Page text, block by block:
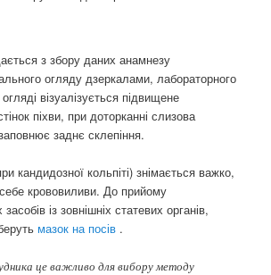
з збору даних анамнезу
огляду дзеркалами, лабораторного
візуалізується підвищене
піхви, при доторканні слизова
заднє склепіння.
кандидозної кольпіті) знімається важко,
крововиливи. До прийому
із зовнішніх статевих органів,
мазок на посів .
це важливо для вибору методу